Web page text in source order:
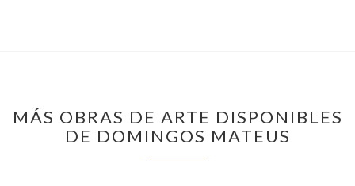
MÁS OBRAS DE ARTE DISPONIBLES
DE DOMINGOS MATEUS